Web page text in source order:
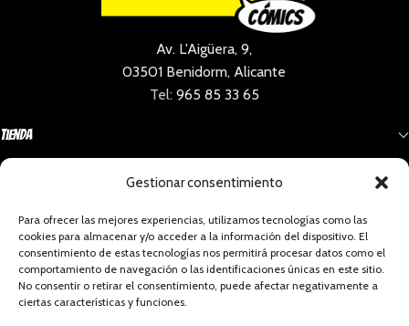
Gestionar consentimiento
Para ofrecer las mejores experiencias, utilizamos tecnologías como las
cookies para almacenar y/o acceder a la información del dispositivo. El
consentimiento de estas tecnologías nos permitirá procesar datos como el
comportamiento de navegación o las identificaciones únicas en este sitio.
No consentir o retirar el consentimiento, puede afectar negativamente a
ciertas características y funciones.
Av. L'Aigüera, 9,
03501 Benidorm, Alicante
Tel: 965 85 33 65
Tienda
Social